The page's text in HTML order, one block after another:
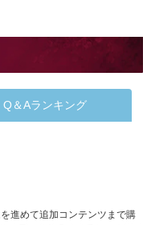
Q＆Aランキング
進めて追加コンテンツまで購